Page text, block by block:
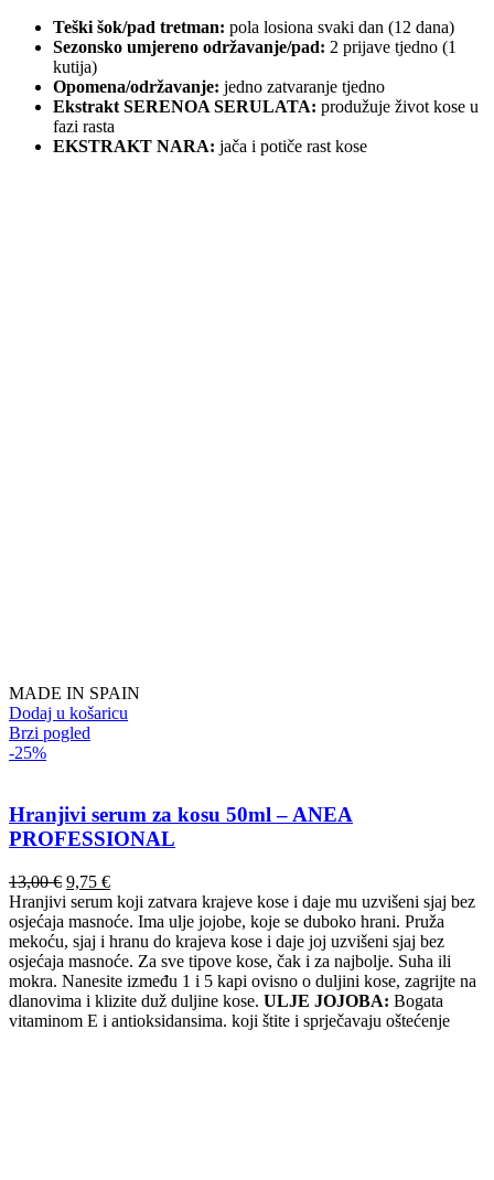
Teški šok/pad tretman: pola losiona svaki dan (12 dana)
Sezonsko umjereno održavanje/pad: 2 prijave tjedno (1
kutija)
Opomena/održavanje: jedno zatvaranje tjedno
Ekstrakt SERENOA SERULATA: produžuje život kose u
fazi rasta
EKSTRAKT NARA: jača i potiče rast kose
MADE IN SPAIN
Dodaj u košaricu
Brzi pogled
-25%
Hranjivi serum za kosu 50ml – ANEA
PROFESSIONAL
13,00€ Izvorna
cijena
bila
je:
13,00 €.
9,75 €Trenutna
cijena
je:
9,75 €.
Hranjivi serum koji zatvara krajeve kose i daje mu uzvišeni sjaj bez
osjećaja masnoće. Ima ulje jojobe, koje se duboko hrani. Pruža
mekoću, sjaj i hranu do krajeva kose i daje joj uzvišeni sjaj bez
osjećaja masnoće. Za sve tipove kose, čak i za najbolje. Suha ili
mokra. Nanesite između 1 i 5 kapi ovisno o duljini kose, zagrijte na
dlanovima i klizite duž duljine kose. ULJE JOJOBA: Bogata
vitaminom E i antioksidansima. koji štite i sprječavaju oštećenje